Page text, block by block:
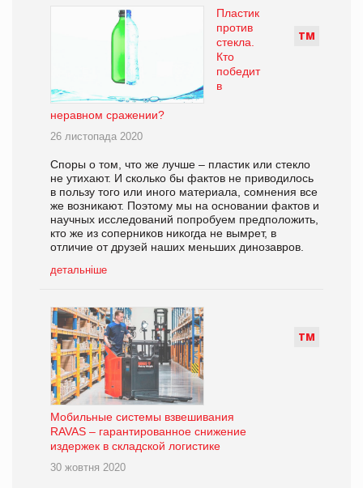
ТМ
Пластик
против
стекла.
Кто
победит
в
неравном сражении?
26 листопада 2020
Споры о том, что же лучше – пластик или стекло
не утихают. И сколько бы фактов не приводилось
в пользу того или иного материала, сомнения все
же возникают. Поэтому мы на основании фактов и
научных исследований попробуем предположить,
кто же из соперников никогда не вымрет, в
отличие от друзей наших меньших динозавров.
детальніше
ТМ
Мобильные системы взвешивания
RAVAS – гарантированное снижение
издержек в складской логистике
30 жовтня 2020